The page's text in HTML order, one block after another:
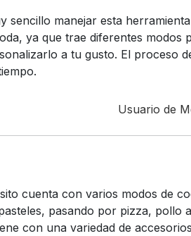
sencillo manejar esta
ya que trae diferentes modos
a tu gusto. El proceso
Usuario de
cuenta con varios modos de
pasando por pizza, pollo
con una variedad de